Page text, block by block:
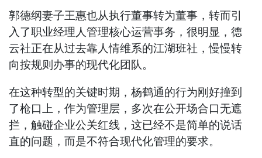
郭德纲妻子王惠也从执行董事转为董事，转而引
入了职业经理人管理核心运营事务，很明显，德
云社正在从过去靠人情维系的江湖班社，慢慢转
向按规则办事的现代化团队。
在这种转型的关键时期，杨鹤通的行为刚好撞到
了枪口上，作为管理层，多次在公开场合口无遮
拦，触碰企业公关红线，这已经不是简单的说话
直的问题，而是不符合现代化管理的要求。